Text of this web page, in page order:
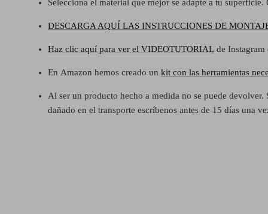
Selecciona el material que mejor se adapte a tu
DESCARGA AQUÍ LAS INSTRUCCIONES DE
Haz clic aquí para ver el VIDEOTUTORIAL de Instagram
En Amazon hemos creado un kit con las herramientas
Al ser un producto hecho a medida no se puede devolver.
dañado en el transporte escríbenos antes de 15 días una